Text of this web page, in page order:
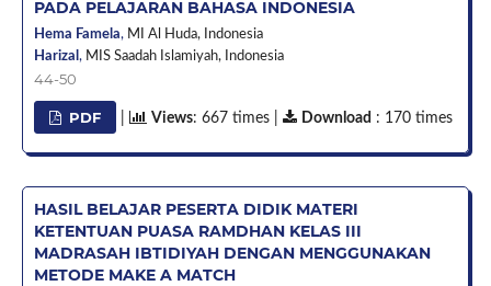
PADA PELAJARAN BAHASA INDONESIA
Hema Famela, MI Al Huda,
Indonesia
Harizal , MIS Saadah Islamiyah, Indonesia
44-50
PDF Views: 667 times | Download : 170 times
HASIL BELAJAR PESERTA DIDIK MATERI
KETENTUAN PUASA RAMDHAN KELAS III
MADRASAH IBTIDIYAH DENGAN MENGGUNAKAN
METODE MAKE A MATCH